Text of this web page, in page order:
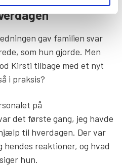
gav familien svar
som hun gjorde. Men
Kirsti tilbage med et nyt
i praksis?
på
det første gang, jeg havde
til hverdagen. Der var
hendes reaktioner, og hvad
hun.